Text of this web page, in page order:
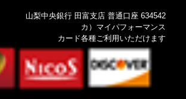
山梨中央銀行 田富支店 普通口座 634542
カ）マイパフォーマンス
カード各種ご利用いただけます